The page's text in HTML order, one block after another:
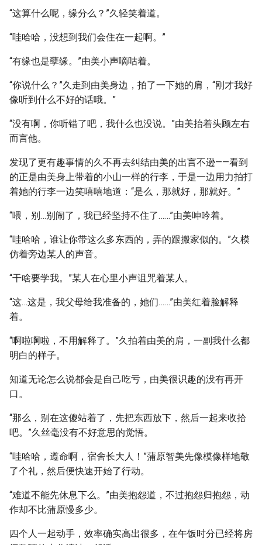
“这算什么呢，缘分么？”久轻笑着道。
“哇哈哈，没想到我们会住在一起啊。”
“有缘也是孽缘。”由美小声嘀咕着。
“你说什么？”久走到由美身边，拍了一下她的肩，“刚才我好
像听到什么不好的话哦。”
“没有啊，你听错了吧，我什么也没说。”由美抬着头顾左右
而言他。
发现了更有趣事情的久不再去纠结由美的出言不逊——看到
的正是由美身上带着的小山一样的行李，于是一边用力拍打
着她的行李一边笑嘻嘻地道：“是么，那就好，那就好。”
“喂，别…别闹了，我已经坚持不住了……”由美呻吟着。
“哇哈哈，谁让你带这么多东西的，弄的跟搬家似的。”久模
仿着旁边某人的声音。
“干啥要学我。”某人在心里小声诅咒着某人。
“这…这是，我父母给我准备的，她们……”由美红着脸解释
着。
“啊啦啊啦，不用解释了。”久拍着由美的肩，一副我什么都
明白的样子。
知道无论怎么说都会是自己吃亏，由美很识趣的没有再开
口。
“那么，别在这傻站着了，先把东西放下，然后一起来收拾
吧。”久丝毫没有不好意思的觉悟。
“哇哈哈，遵命啊，宿舍长大人！”蒲原智美先像模像样地敬
了个礼，然后便快速开始了行动。
“难道不能先休息下么。”由美抱怨道，不过抱怨归抱怨，动
作却不比蒲原慢多少。
四个人一起动手，效率确实高出很多，在午饭时分已经将房